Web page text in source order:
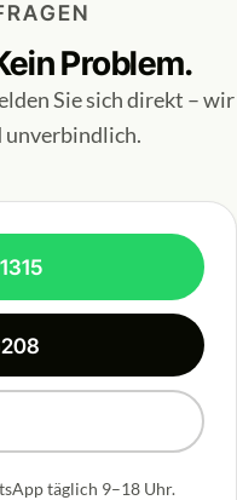
Problem.
Sie sich direkt – wir
unverbindlich.
täglich 9–18 Uhr.